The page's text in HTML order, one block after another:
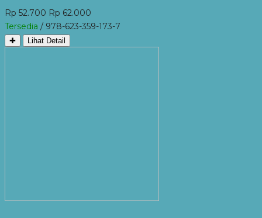
Rp 52.700 Rp 62.000
Tersedia / 978-623-359-173-7
✚ Lihat Detail